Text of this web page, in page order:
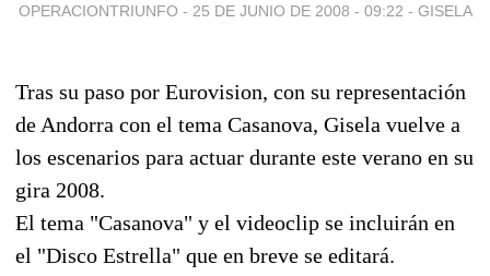
OPERACIONTRIUNFO - 25 DE JUNIO DE 2008 - 09:22 - GISELA
Tras su paso por Eurovision, con su representación
de Andorra con el tema Casanova, Gisela vuelve a
los escenarios para actuar durante este verano en su
gira 2008.
El tema "Casanova" y el videoclip se incluirán en
el "Disco Estrella" que en breve se editará.